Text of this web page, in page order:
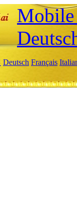
Deutsch Français